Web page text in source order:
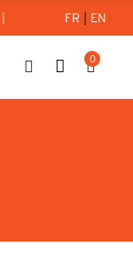
FR | EN
0